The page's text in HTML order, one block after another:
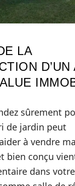
LA
sûrement
de jardin peut
à vendre
bien conçu
dans